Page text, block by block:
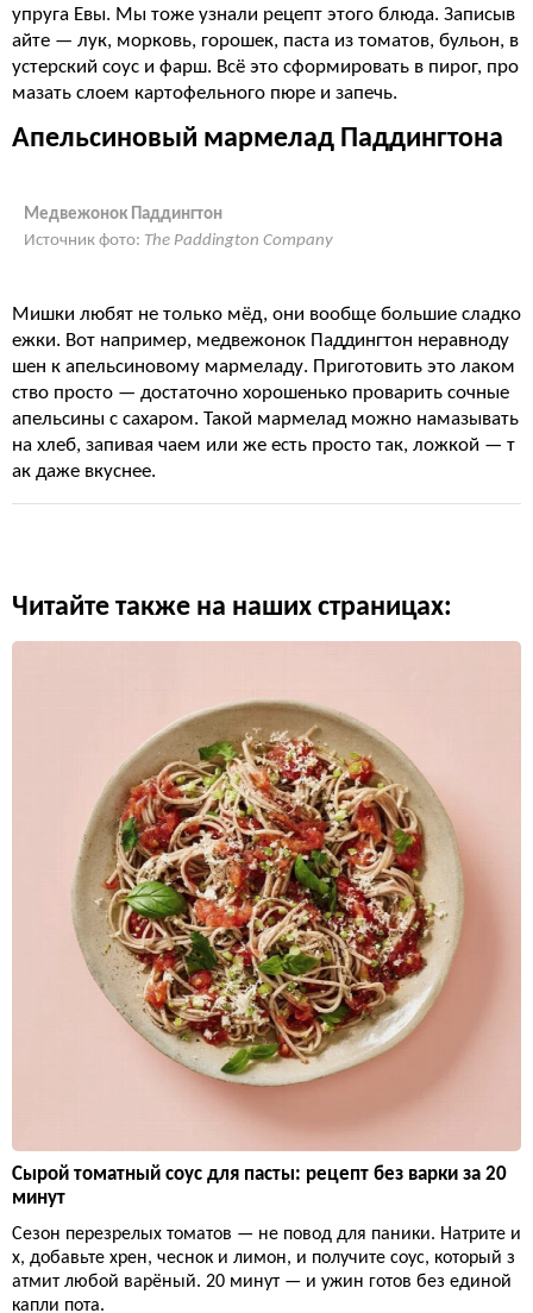
упруга Евы. Мы тоже узнали рецепт этого блюда. Записыв
айте — лук, морковь, горошек, паста из томатов, бульон, в
устерский соус и фарш. Всё это сформировать в пирог, про
мазать слоем картофельного пюре и запечь.
Апельсиновый мармелад Паддингтона
Медвежонок Паддингтон
Источник фото: The Paddington Company
Мишки любят не только мёд, они вообще большие сладко
ежки. Вот например, медвежонок Паддингтон неравноду
шен к апельсиновому мармеладу. Приготовить это лаком
ство просто — достаточно хорошенько проварить сочные
апельсины с сахаром. Такой мармелад можно намазывать
на хлеб, запивая чаем или же есть просто так, ложкой — т
ак даже вкуснее.
Читайте также на наших страницах:
Сырой томатный соус для пасты: рецепт без варки за 20
минут
Сезон перезрелых томатов — не повод для паники. Натрите и
х, добавьте хрен, чеснок и лимон, и получите соус, который з
атмит любой варёный. 20 минут — и ужин готов без единой
капли пота.